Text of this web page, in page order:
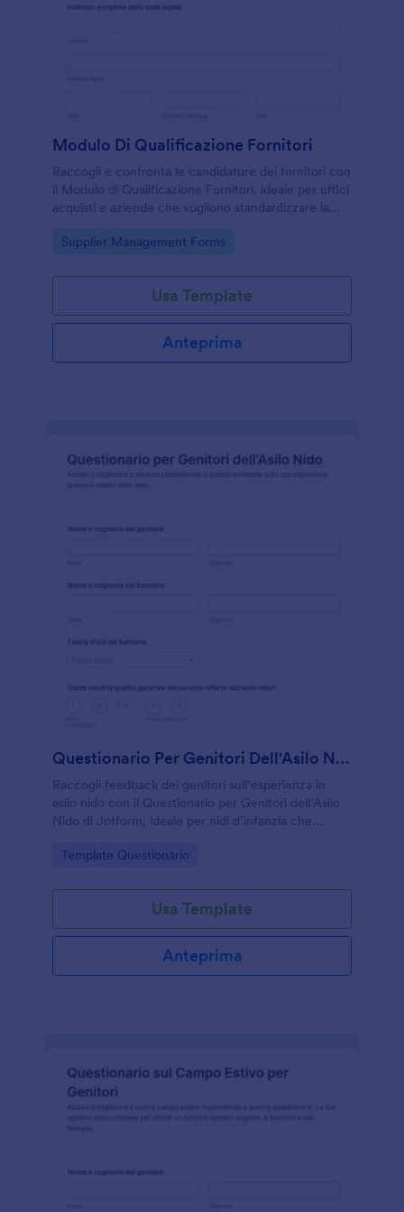
Modulo Di Qualificazione Fornitori
Raccogli e confronta le candidature dei fornitori con
il Modulo di Qualificazione Fornitori, ideale per uffici
acquisti e aziende che vogliono standardizzare la
ordinato.
Go to Category:
Supplier Management Forms
Usa Template
Anteprima
Questionario Per Genitori Dell'Asilo Nido
Raccogli feedback dei genitori sull’esperienza in
asilo nido con il Questionario per Genitori dell’Asilo
Nido di Jotform, ideale per nidi d’infanzia che
attività educative.
Go to Category:
Template Questionario
Usa Template
Anteprima